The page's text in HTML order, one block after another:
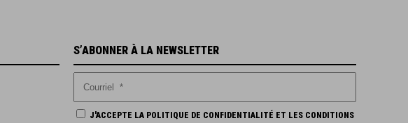
S’ABONNER À LA NEWSLETTER
J'ACCEPTE LA POLITIQUE DE CONFIDENTIALITÉ ET LES CONDITIONS